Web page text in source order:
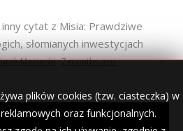
cytat z Misia: Prawdziwe
słomianych inwestycjach
Mazurski·7 months ago
plików cookies (tzw. ciasteczka) w
oraz funkcjonalnych.